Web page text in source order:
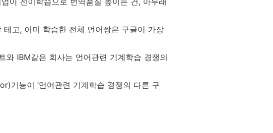
고, 이미 학습한 전체 언어쌍은 구글이 가장
와 IBM같은 회사는 언어관련 기계학습 경쟁의
기능이 ‘언어관련 기계학습 경쟁의 다른 구